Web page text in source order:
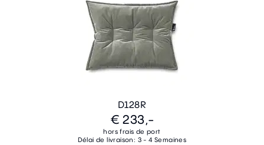
D128R
€ 233,-
hors frais de port
Délai de livraison: 3 - 4 Semaines